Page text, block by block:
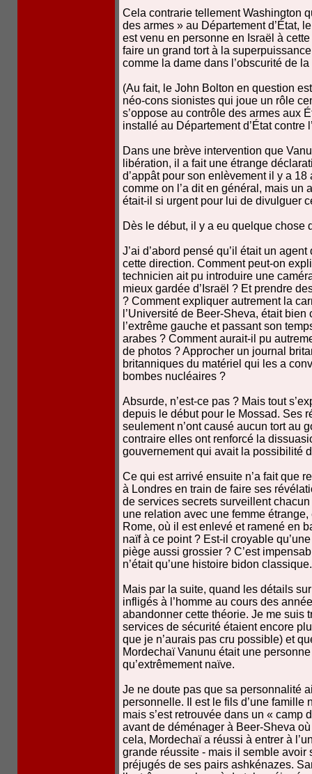
Cela contrarie tellement Washington
des armes » au Département d’État,
est venu en personne en Israël à
faire un grand tort à la
comme la dame dans l’obscurité de
(Au fait, le John Bolton en question
néo-cons sionistes qui joue un rôle
s’oppose au contrôle des armes aux
installé au Département d’État contre
Dans une brève intervention que
libération, il a fait une étrange
d’appât pour son enlèvement il y a
comme on l’a dit en général, mais un
était-il si urgent pour lui de divulguer
Dès le début, il y a eu quelque chose
J’ai d’abord pensé qu’il était un
cette direction. Comment peut-on
technicien ait pu introduire une
mieux gardée d’Israël ? Et prendre
? Comment expliquer autrement la
l’Université de Beer-Sheva, était
l’extrême gauche et passant son
arabes ? Comment aurait-il pu
de photos ? Approcher un journal
britanniques du matériel qui les a
bombes nucléaires ?
Absurde, n’est-ce pas ? Mais tout
depuis le début pour le Mossad. Ses
seulement n’ont causé aucun tort au
contraire elles ont renforcé la
gouvernement qui avait la possibilité
Ce qui est arrivé ensuite n’a fait que
à Londres en train de faire ses
de services secrets surveillent
une relation avec une femme
Rome, où il est enlevé et ramené en
naïf à ce point ? Est-il croyable
piège aussi grossier ? C’est
n’était qu’une histoire bidon
Mais par la suite, quand les détails
infligés à l’homme au cours des
abandonner cette théorie. Je me suis
services de sécurité étaient encore
que je n’aurais pas cru possible) et
Mordechaï Vanunu était une
qu’extrêmement naïve.
Je ne doute pas que sa personnalité
personnelle. Il est le fils d’une
mais s’est retrouvée dans un « camp
avant de déménager à Beer-Sheva
cela, Mordechaï a réussi à entrer à
grande réussite - mais il semble avoir
préjugés de ses pairs ashkénazes.